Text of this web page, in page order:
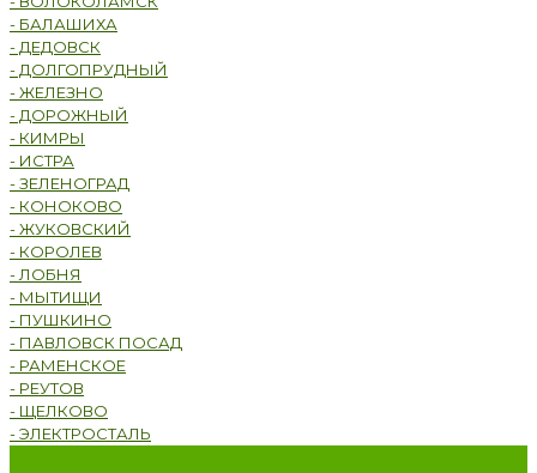
- БАЛАШИХА
- ДЕДОВСК
- ДОЛГОПРУДНЫЙ
- ЖЕЛЕЗНО
- ДОРОЖНЫЙ
- КИМРЫ
- ИСТРА
- ЗЕЛЕНОГРАД
- КОНОКОВО
- ЖУКОВСКИЙ
- КОРОЛЕВ
- ЛОБНЯ
- МЫТИЩИ
- ПУШКИНО
- ПАВЛОВСК ПОСАД
- РАМЕНСКОЕ
- РЕУТОВ
- ЩЕЛКОВО
- ЭЛЕКТРОСТАЛЬ